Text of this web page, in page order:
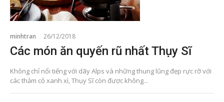
minhtran 26/12/2018
Các món ăn quyến rũ nhất Thụy Sĩ
Không chỉ nổi tiếng với dãy Alps và những thung lũng đẹp rực rỡ với
các thảm cỏ xanh xì, Thụy Sĩ còn được không...